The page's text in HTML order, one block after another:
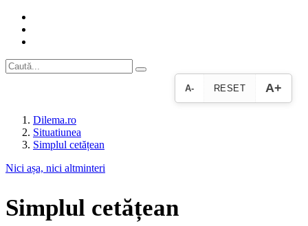
A- RESET A+
Dilema.ro
Situatiunea
Simplul cetățean
Nici așa, nici altminteri
Simplul cetățean